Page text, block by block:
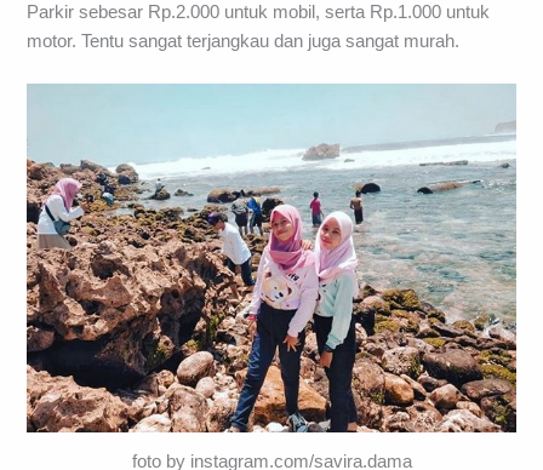
Parkir sebesar Rp.2.000 untuk mobil, serta Rp.1.000 untuk
motor. Tentu sangat terjangkau dan juga sangat murah.
foto by instagram.com/savira.dama